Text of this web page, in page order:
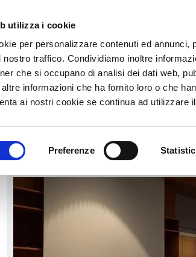
utilizza i cookie
per personalizzare contenuti ed annunci,
nostro traffico. Condividiamo inoltre
che si occupano di analisi dei dati web,
informazioni che ha fornito loro o che
ai nostri cookie se continua ad utilizzare
Preferenze
clienti
>Hotel Voi Daniela Essentia
Hotel Voi Daniela Essentia
Vai a: Info Servizi